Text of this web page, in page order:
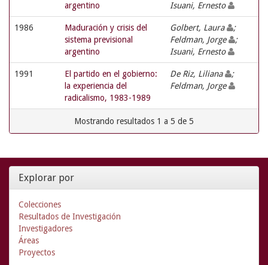
argentino
Isuani, Ernesto
1986
Maduración y crisis del
sistema previsional
argentino
Golbert, Laura
;
Feldman, Jorge
;
Isuani, Ernesto
1991
El partido en el gobierno:
la experiencia del
radicalismo, 1983-1989
De Riz, Liliana
;
Feldman, Jorge
Mostrando resultados 1 a 5 de 5
Explorar por
Colecciones
Resultados de Investigación
Investigadores
Áreas
Proyectos